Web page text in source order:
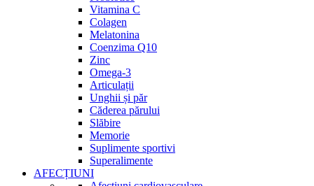
Vitamina C
Colagen
Melatonina
Coenzima Q10
Zinc
Omega-3
Articulații
Unghii și păr
Căderea părului
Slăbire
Memorie
Suplimente sportivi
Superalimente
AFECȚIUNI